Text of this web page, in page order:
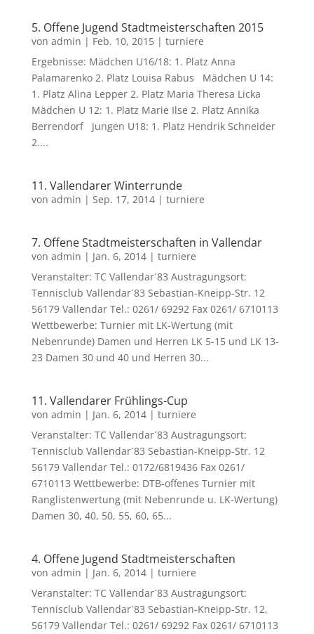
5. Offene Jugend Stadtmeisterschaften 2015
von admin | Feb. 10, 2015| turniere
Ergebnisse: Mädchen U16/18: 1. Platz Anna
Palamarenko 2. Platz Louisa Rabus Mädchen U 14:
1. Platz Alina Lepper 2. Platz Maria Theresa Licka
Mädchen U 12: 1. Platz Marie Ilse 2. Platz Annika
Berrendorf Jungen U18: 1. Platz Hendrik Schneider
2....
11. Vallendarer Winterrunde
von admin | Sep. 17, 2014| turniere
7. Offene Stadtmeisterschaften in Vallendar
von admin | Jan. 6, 2014| turniere
Veranstalter: TC Vallendar´83 Austragungsort:
Tennisclub Vallendar´83 Sebastian-Kneipp-Str. 12
56179 Vallendar Tel.: 0261/ 69292 Fax 0261/ 6710113
Wettbewerbe: Turnier mit LK-Wertung (mit
Nebenrunde) Damen und Herren LK 5-15 und LK 13-
23 Damen 30 und 40 und Herren 30...
11. Vallendarer Frühlings-Cup
von admin | Jan. 6, 2014| turniere
Veranstalter: TC Vallendar´83 Austragungsort:
Tennisclub Vallendar´83 Sebastian-Kneipp-Str. 12
56179 Vallendar Tel.: 0172/6819436 Fax 0261/
6710113 Wettbewerbe: DTB-offenes Turnier mit
Ranglistenwertung (mit Nebenrunde u. LK-Wertung)
Damen 30, 40, 50, 55, 60, 65...
4. Offene Jugend Stadtmeisterschaften
von admin | Jan. 6, 2014| turniere
Veranstalter: TC Vallendar´83 Austragungsort:
Tennisclub Vallendar´83 Sebastian-Kneipp-Str. 12,
56179 Vallendar Tel.: 0261/ 69292 Fax 0261/ 6710113